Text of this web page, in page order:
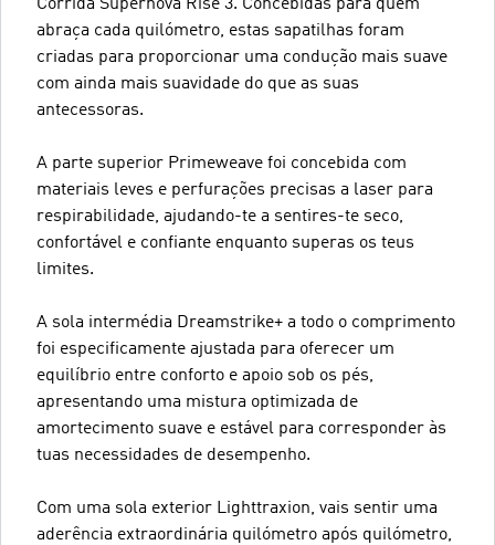
Corrida Supernova Rise 3. Concebidas para quem
abraça cada quilómetro, estas sapatilhas foram
criadas para proporcionar uma condução mais suave
com ainda mais suavidade do que as suas
antecessoras.
A parte superior Primeweave foi concebida com
materiais leves e perfurações precisas a laser para
respirabilidade, ajudando-te a sentires-te seco,
confortável e confiante enquanto superas os teus
limites.
A sola intermédia Dreamstrike+ a todo o comprimento
foi especificamente ajustada para oferecer um
equilíbrio entre conforto e apoio sob os pés,
apresentando uma mistura optimizada de
amortecimento suave e estável para corresponder às
tuas necessidades de desempenho.
Com uma sola exterior Lighttraxion, vais sentir uma
aderência extraordinária quilómetro após quilómetro,